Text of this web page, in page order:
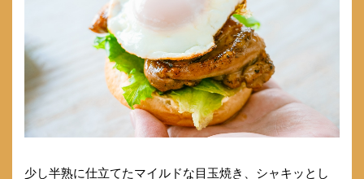
少し半熟に仕立てたマイルドな目玉焼き、シャキッとし